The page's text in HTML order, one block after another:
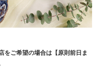
をご希望の場合は【原則前日ま